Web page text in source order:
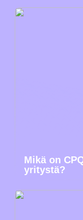
Mikä on
yritystä?